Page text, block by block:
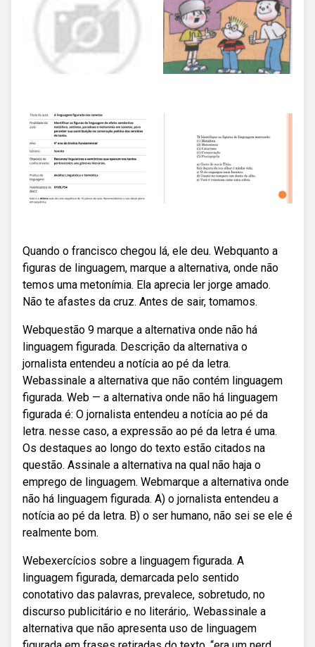
Quando o francisco chegou lá, ele deu. Webquanto a
figuras de linguagem, marque a alternativa, onde não
temos uma metonímia. Ela aprecia ler jorge amado.
Não te afastes da cruz. Antes de sair, tomamos.
Webquestão 9 marque a alternativa onde não há
linguagem figurada. Descrição da alternativa o
jornalista entendeu a notícia ao pé da letra.
Webassinale a alternativa que não contém linguagem
figurada. Web — a alternativa onde não há linguagem
figurada é: O jornalista entendeu a notícia ao pé da
letra. nesse caso, a expressão ao pé da letra é uma.
Os destaques ao longo do texto estão citados na
questão. Assinale a alternativa na qual não haja o
emprego de linguagem. Webmarque a alternativa onde
não há linguagem figurada. A) o jornalista entendeu a
notícia ao pé da letra. B) o ser humano, não sei se ele é
realmente bom.
Webexercícios sobre a linguagem figurada. A
linguagem figurada, demarcada pelo sentido
conotativo das palavras, prevalece, sobretudo, no
discurso publicitário e no literário,. Webassinale a
alternativa que não apresenta uso de linguagem